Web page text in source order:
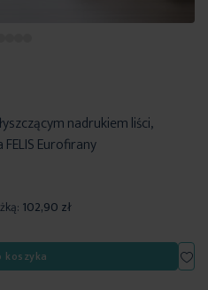
nadrukiem liści,
Eurofirany
102,90 zł
koszyka